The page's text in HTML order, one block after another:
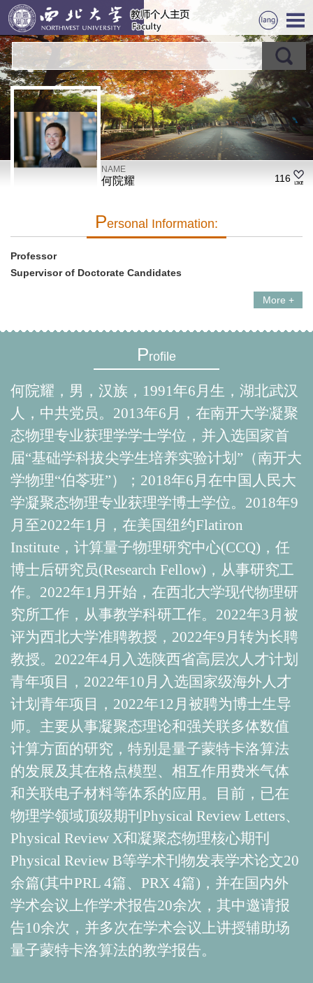
NAME
何院耀 116
PErsonal Information:
Professor
Supervisor of Doctorate Candidates
More +
Profile
何院耀，男，汉族， 1991年6月生，湖北武汉
人，中共党员。2013年6月，在南开大学凝聚
态物理专业获理学学士学位，并入选国家首
届“基础学科拔尖学生培养实验计划”（南开大
学物理“伯苓班”）；2018年6月在中国人民大
学凝聚态物理专业获理学博士学位。2018年9
月至2022年1月，在美国纽约Flatiron
Institute ， 计算量子物理研究中心(CCQ) ，任
博士后研究员(Research Fellow) ，从事研究工
作。 2022年1月开始，在西北大学现代物理研
究所工作，从事教学科研工作。2022年3月被
评为西北大学准聘教授，2022年9月转为长聘
教授。2022年4月入选陕西省高层次人才计划
青年项目，2022年10月入选国家级海外人才
计划青年项目，2022年12月被聘为博士生导
师。 主要从事凝聚态理论和强关联多体数值
计算方面的研究，特别是量子蒙特卡洛算法
的发展及其在格点模型、相互作用费米气体
和关联电子材料等体系的应用 。目前，已在
物理学领域顶级期刊 Physical Review Letters、
Physical Review X和凝聚态物理核心期刊
Physical Review B等学术刊物发表学术论文20
余篇(其中PRL 4篇、PRX 4篇)，并在国内外
学术会议上作学术报告20余次，其中邀请报
告10余次，并多次在学术会议上讲授辅助场
量子蒙特卡洛算法的教学报告。